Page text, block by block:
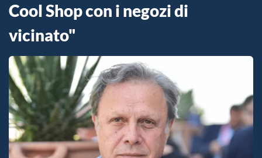
Cool Shop con i negozi di
vicinato"